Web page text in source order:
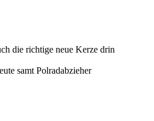
die richtige neue Kerze drin
samt Polradabzieher